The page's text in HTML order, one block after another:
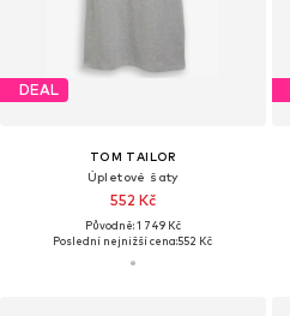
DEAL
TOM TAILOR
Úpletové šaty
552 Kč
Původně: 1 749 Kč
Poslední nejnižší cena:552 Kč